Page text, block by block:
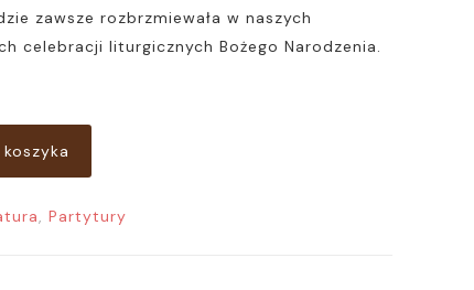
zawsze rozbrzmiewała w naszych
celebracji liturgicznych Bożego Narodzenia.
, Partytury